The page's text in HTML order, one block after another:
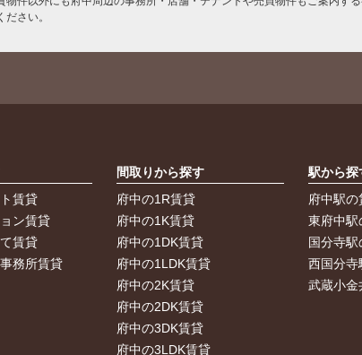
さい。
賃貸
ン賃貸
賃貸
務所賃貸
間取りから探す
府中の1R賃貸
府中の1K賃貸
府中の1DK賃貸
府中の1LDK賃貸
府中の2K賃貸
府中の2DK賃貸
府中の3DK賃貸
府中の3LDK賃貸
駅から探
府中駅の
東府中駅
国分寺駅
西国分寺
武蔵小金